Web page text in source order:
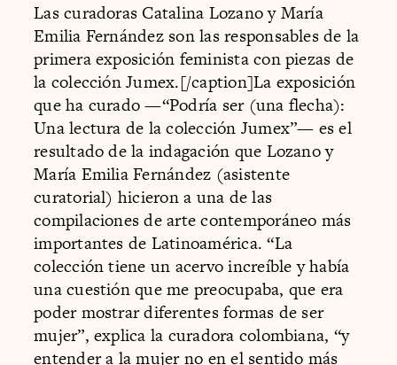
Las curadoras Catalina Lozano y María
Emilia Fernández son las responsables de la
primera exposición feminista con piezas de
la colección Jumex.[/caption]La exposición
que ha curado —“Podría ser (una flecha):
Una lectura de la colección Jumex”— es el
resultado de la indagación que Lozano y
María Emilia Fernández (asistente
curatorial) hicieron a una de las
compilaciones de arte contemporáneo más
importantes de Latinoamérica. “La
colección tiene un acervo increíble y había
una cuestión que me preocupaba, que era
poder mostrar diferentes formas de ser
mujer”, explica la curadora colombiana, “y
entender a la mujer no en el sentido más